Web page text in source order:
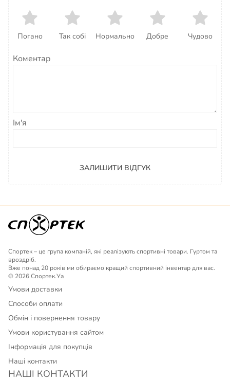
Погано Так собі Нормально Добре Чудово
Коментар
Ім'я
ЗАЛИШИТИ ВІДГУК
Спортек – це група компаній, які реалізують спортивні товари. Гуртом та
вроздріб.
Вже понад 20 років ми обираємо кращий спортивний інвентар для вас.
© 2026 Спортек.Уа
Умови доставки
Способи оплати
Обмін і повернення товару
Умови користування сайтом
Інформація для покупців
Наші контакти
НАШІ КОНТАКТИ